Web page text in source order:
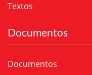
Textos
Documentos
Documentos